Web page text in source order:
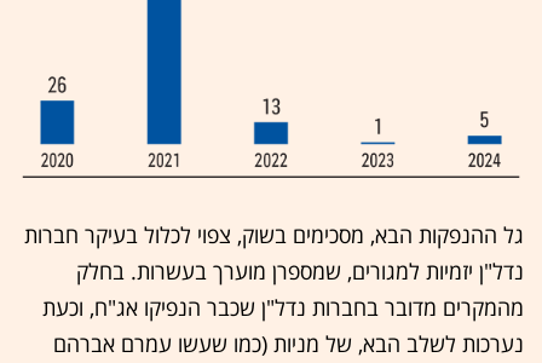
גל ההנפקות הבא, מסכימים בשוק, צפוי לכלול בעיקר חברות
נדל"ן יזמיות למגורים, שמספרן מוערך בעשרות. בחלק
מהמקרים מדובר בחברות נדל"ן שכבר הנפיקו אג"ח, וכעת
נערכות לשלב הבא, של מניות (כמו שעשו עמרם אברהם